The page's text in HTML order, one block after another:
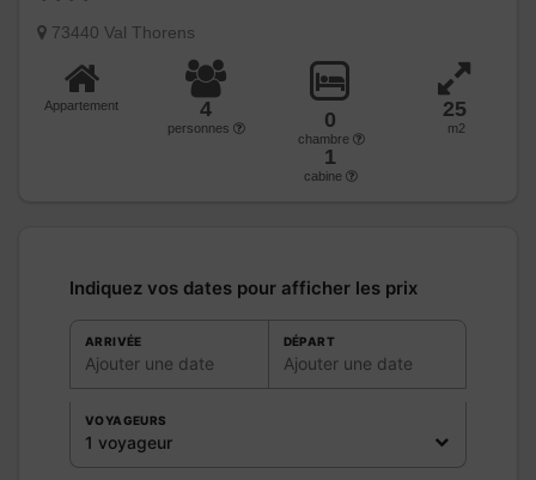
73440 Val Thorens
Appartement 4
personnes 0
chambre
1
cabine
25
m2
Indiquez vos dates pour afficher les prix
ARRIVÉE
Ajouter une date
DÉPART
Ajouter une date
VOYAGEURS
1 voyageur